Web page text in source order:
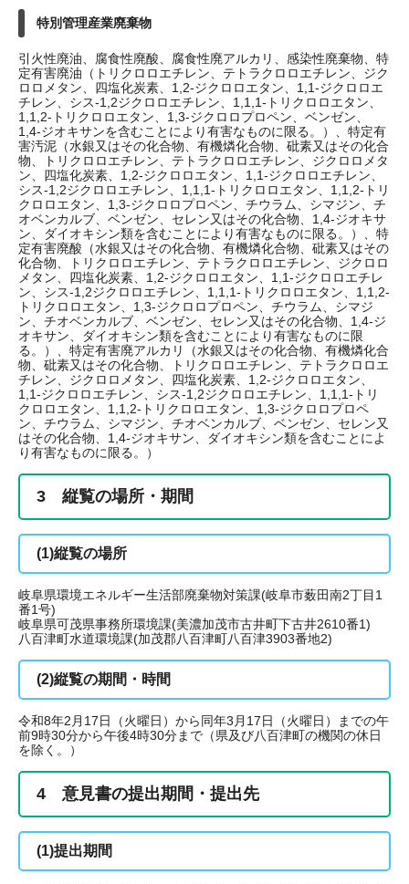
特別管理産業廃棄物
引火性廃油、腐食性廃酸、腐食性廃アルカリ、感染性廃棄物、特
定有害廃油（トリクロロエチレン、テトラクロロエチレン、ジク
ロロメタン、四塩化炭素、1,2-ジクロロエタン、1,1-ジクロロエ
チレン、シス-1,2ジクロロエチレン、1,1,1-トリクロロエタン、
1,1,2-トリクロロエタン、1,3-ジクロロプロペン、ベンゼン、
1,4-ジオキサンを含むことにより有害なものに限る。）、特定有
害汚泥（水銀又はその化合物、有機燐化合物、砒素又はその化合
物、トリクロロエチレン、テトラクロロエチレン、ジクロロメタ
ン、四塩化炭素、1,2-ジクロロエタン、1,1-ジクロロエチレン、
シス-1,2ジクロロエチレン、1,1,1-トリクロロエタン、1,1,2-トリ
クロロエタン、1,3-ジクロロプロペン、チウラム、シマジン、チ
オベンカルブ、ベンゼン、セレン又はその化合物、1,4-ジオキサ
ン、ダイオキシン類を含むことにより有害なものに限る。）、特
定有害廃酸（水銀又はその化合物、有機燐化合物、砒素又はその
化合物、トリクロロエチレン、テトラクロロエチレン、ジクロロ
メタン、四塩化炭素、1,2-ジクロロエタン、1,1-ジクロロエチレ
ン、シス-1,2ジクロロエチレン、1,1,1-トリクロロエタン、1,1,2-
トリクロロエタン、1,3-ジクロロプロペン、チウラム、シマジ
ン、チオベンカルブ、ベンゼン、セレン又はその化合物、1,4-ジ
オキサン、ダイオキシン類を含むことにより有害なものに限
る。）、特定有害廃アルカリ（水銀又はその化合物、有機燐化合
物、砒素又はその化合物、トリクロロエチレン、テトラクロロエ
チレン、ジクロロメタン、四塩化炭素、1,2-ジクロロエタン、
1,1-ジクロロエチレン、シス-1,2ジクロロエチレン、1,1,1-トリ
クロロエタン、1,1,2-トリクロロエタン、1,3-ジクロロプロペ
ン、チウラム、シマジン、チオベンカルブ、ベンゼン、セレン又
はその化合物、1,4-ジオキサン、ダイオキシン類を含むことによ
り有害なものに限る。）
3 縦覧の場所・期間
(1)縦覧の場所
岐阜県環境エネルギー生活部廃棄物対策課(岐阜市薮田南2丁目1
番1号)
岐阜県可茂県事務所環境課(美濃加茂市古井町下古井2610番1)
八百津町水道環境課(加茂郡八百津町八百津3903番地2)
(2)縦覧の期間・時間
令和8年2月17日（火曜日）から同年3月17日（火曜日）までの午
前9時30分から午後4時30分まで（県及び八百津町の機関の休日
を除く。）
4 意見書の提出期間・提出先
(1)提出期間